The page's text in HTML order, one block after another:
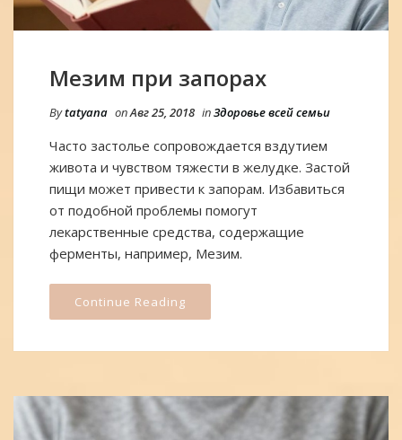
Мезим при запорах
Bytatyana onАвг 25, 2018 inЗдоровье всей семьи
Часто застолье сопровождается вздутием
живота и чувством тяжести в желудке. Застой
пищи может привести к запорам. Избавиться
от подобной проблемы помогут
лекарственные средства, содержащие
ферменты, например, Мезим.
Continue Reading